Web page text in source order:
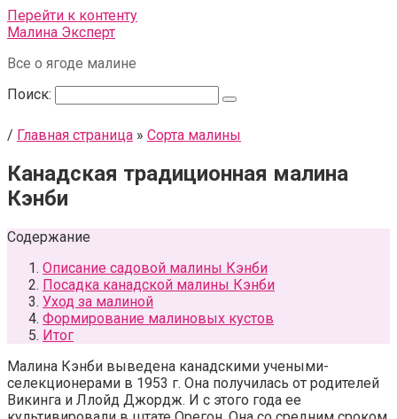
Перейти к контенту
Малина Эксперт
Все о ягоде малине
Поиск:
/ Главная страница » Сорта малины
Канадская традиционная малина
Кэнби
Содержание
Описание садовой малины Кэнби
Посадка канадской малины Кэнби
Уход за малиной
Формирование малиновых кустов
Итог
Малина Кэнби выведена канадскими учеными-
селекционерами в 1953 г. Она получилась от родителей
Викинга и Ллойд Джордж. И с этого года ее